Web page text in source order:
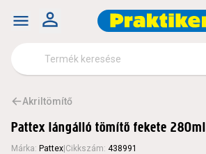
Akriltömítő
Pattex lángálló tömítő fekete 280ml
Márka: Pattex Cikkszám: 438991